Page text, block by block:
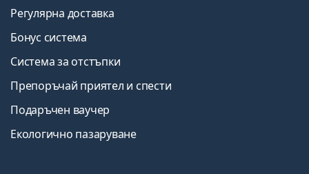
Регулярна доставка
Бонус система
Система за отстъпки
Препоръчай приятел и спести
Подаръчен ваучер
Екологично пазаруване